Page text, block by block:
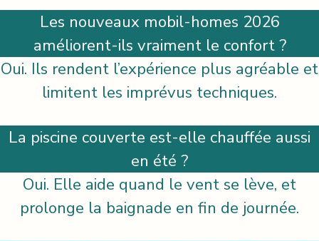
Les nouveaux mobil-homes 2026
améliorent-ils vraiment le confort ?
Oui. Ils rendent l’expérience plus agréable et
limitent les imprévus techniques.
La piscine couverte est-elle chauffée aussi
en été ?
Oui. Elle aide quand le vent se lève, et
prolonge la baignade en fin de journée.